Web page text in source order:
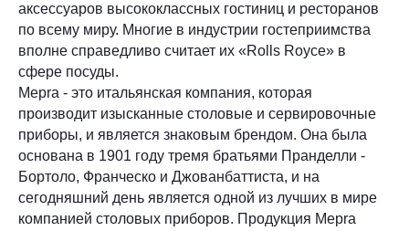
аксессуаров высококлассных гостиниц и ресторанов
по всему миру. Многие в индустрии гостеприимства
вполне справедливо считает их «Rolls Royce» в
сфере посуды.
Mepra - это итальянская компания, которая
производит изысканные столовые и сервировочные
приборы, и является знаковым брендом. Она была
основана в 1901 году тремя братьями Пранделли -
Бортоло, Франческо и Джованбаттиста, и на
сегодняшний день является одной из лучших в мире
компанией столовых приборов. Продукция Mepra